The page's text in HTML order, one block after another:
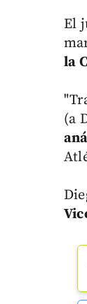
El
la
(a